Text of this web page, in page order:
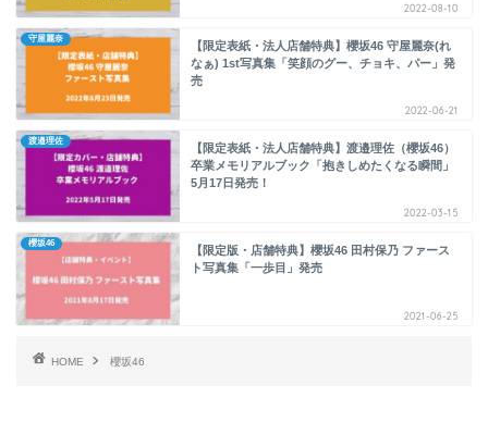
2022-08-10
守屋麗奈
【限定表紙・法人店舗特典】櫻坂46 守屋麗奈(れ
なぁ) 1st写真集「笑顔のグー、チョキ、パー」発
売
2022-06-21
渡邉理佐
【限定表紙・法人店舗特典】渡邉理佐（櫻坂46）
卒業メモリアルブック「抱きしめたくなる瞬間」
5月17日発売！
2022-03-15
櫻坂46
【限定版・店舗特典】櫻坂46 田村保乃 ファース
ト写真集「一歩目」発売
2021-06-25
HOME 櫻坂46